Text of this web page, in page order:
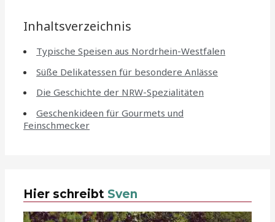
Inhaltsverzeichnis
Typische Speisen aus Nordrhein-Westfalen
Süße Delikatessen für besondere Anlässe
Die Geschichte der NRW-Spezialitäten
Geschenkideen für Gourmets und
Feinschmecker
Hier schreibt Sven